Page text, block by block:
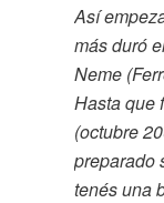
Así
más duró
Neme
Hasta que
(octubre
preparado
tenés una